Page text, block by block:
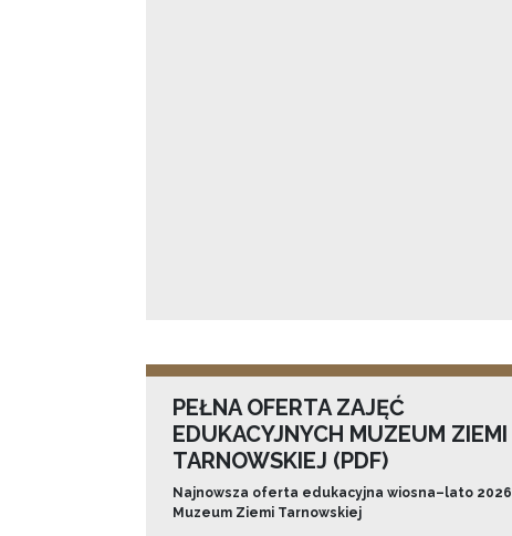
PEŁNA OFERTA ZAJĘĆ
EDUKACYJNYCH MUZEUM ZIEMI
TARNOWSKIEJ (PDF)
Najnowsza oferta edukacyjna wiosna–lato 2026
Muzeum Ziemi Tarnowskiej